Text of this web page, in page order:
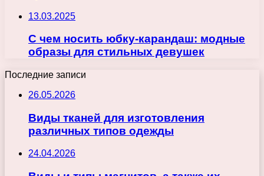
13.03.2025
С чем носить юбку-карандаш: модные
образы для стильных девушек
Последние записи
26.05.2026
Виды тканей для изготовления
различных типов одежды
24.04.2026